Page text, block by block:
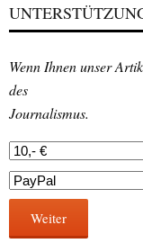
Wenn Ihnen unser
des
Journalismus.
Weiter